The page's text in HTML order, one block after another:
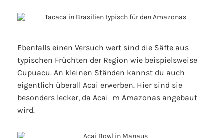
Ebenfalls einen Versuch wert sind die Säfte aus
typischen Früchten der Region wie beispielsweise
Cupuacu. An kleinen Ständen kannst du auch
eigentlich überall Acai erwerben. Hier sind sie
besonders lecker, da Acai im Amazonas angebaut
wird.